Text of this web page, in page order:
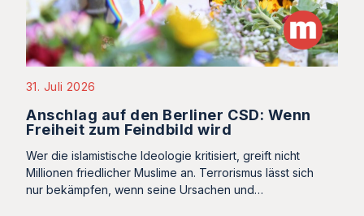
31. Juli 2026
Anschlag auf den Berliner CSD: Wenn
Freiheit zum Feindbild wird
Wer die islamistische Ideologie kritisiert, greift nicht
Millionen friedlicher Muslime an. Terrorismus lässt sich
nur bekämpfen, wenn seine Ursachen und…